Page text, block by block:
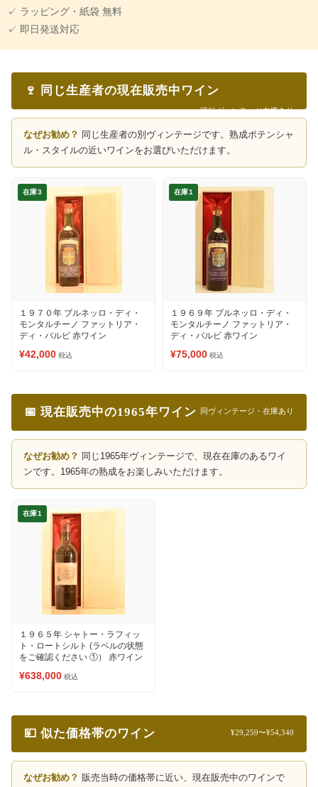
✓ ラッピング・紙袋 無料
✓ 即日発送対応
🍷 同じ生産者の現在販売中ワイン
現行ヴィンテージ在庫あり
なぜお勧め？ 同じ生産者の別ヴィンテージです。熟成ポテンシャ
ル・スタイルの近いワインをお選びいただけます。
在庫3
１９７０年 ブルネッロ・ディ・
モンタルチーノ ファットリア・
ディ・バルビ 赤ワイン
¥42,000 税込
在庫1
１９６９年 ブルネッロ・ディ・
モンタルチーノ ファットリア・
ディ・バルビ 赤ワイン
¥75,000 税込
📅 現在販売中の1965年ワイン 同ヴィンテージ・在庫あり
なぜお勧め？ 同じ1965年ヴィンテージで、現在在庫のあるワイ
ンです。1965年の熟成をお楽しみいただけます。
在庫1
１９６５年 シャトー・ラフィッ
ト・ロートシルト (ラベルの状態
をご確認ください ①） 赤ワイン
¥638,000 税込
💴 似た価格帯のワイン ¥29,259〜¥54,340
なぜお勧め？ 販売当時の価格帯に近い、現在販売中のワインで